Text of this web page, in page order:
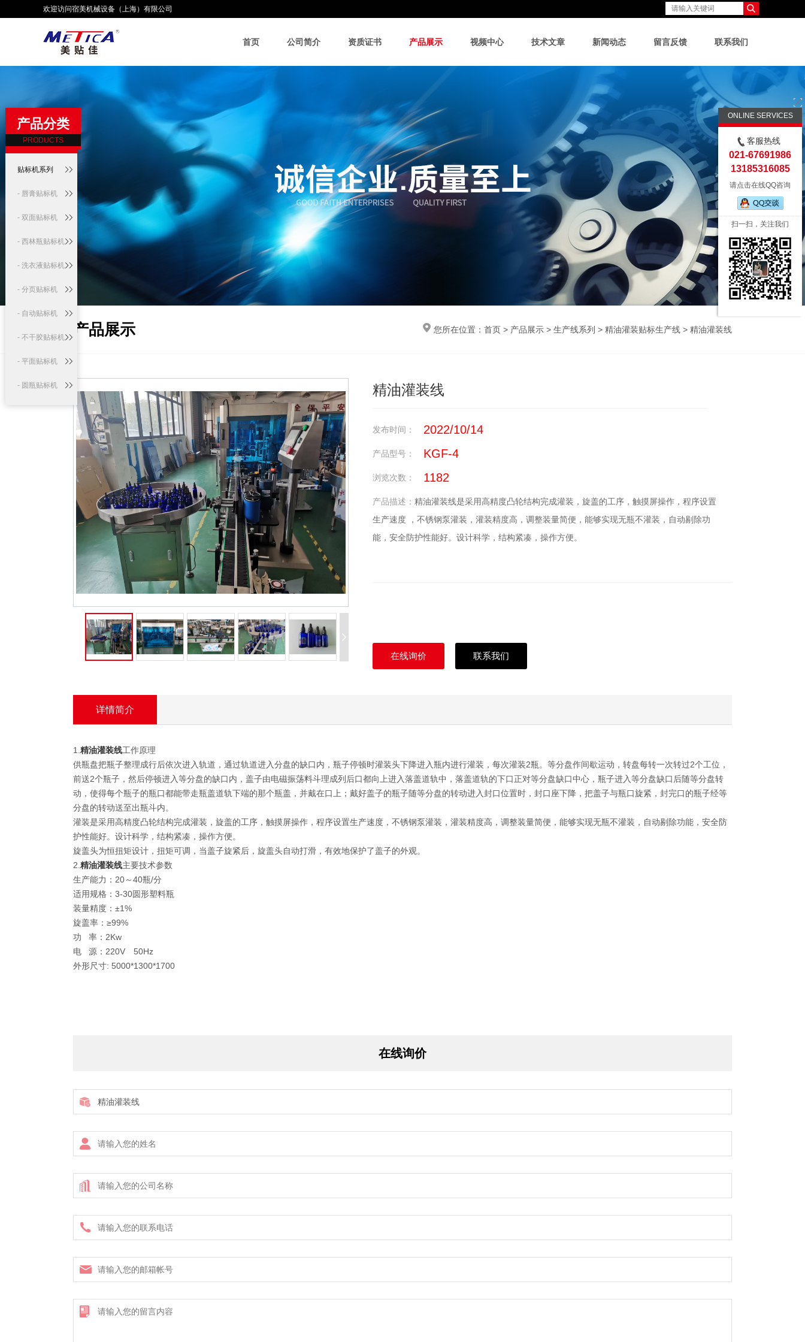
欢迎访问宿美机械设备（上海）有限公司
首页 公司简介 资质证书 产品展示 视频中心 技术文章 新闻动态 留言反馈 联系我们
产品分类
PRODUCTS
贴标机系列
- 唇膏贴标机
- 双面贴标机
- 西林瓶贴标机
- 洗衣液贴标机
- 分页贴标机
- 自动贴标机
- 不干胶贴标机
- 平面贴标机
- 圆瓶贴标机
产品展示 您所在位置： 首页 > 产品展示 > 生产线系列 > 精油灌装贴标生产线 > 精油灌装线
精油灌装线
发布时间： 2022/10/14
产品型号： KGF-4
浏览次数： 1182
产品描述： 精油灌装线是采用高精度凸轮结构完成灌装，旋盖的工序，触摸屏操作，程序设置
生产速度 ，不锈钢泵灌装，灌装精度高，调整装量简便，能够实现无瓶不灌装，自动剔除功
能，安全防护性能好。设计科学，结构紧凑，操作方便。
在线询价 联系我们
详情简介
1. 精油灌装线工作原理
供瓶盘把瓶子整理成行后依次进入轨道，通过轨道进入分盘的缺口内，瓶子停顿时灌装头下降进入瓶内进行灌装，每次灌装2瓶。等分盘作间歇运动，转盘每转一次转过2个工位，
前送2个瓶子，然后停顿进入等分盘的缺口内，盖子由电磁振荡料斗理成列后口都向上进入落盖道轨中，落盖道轨的下口正对等分盘缺口中心，瓶子进入等分盘缺口后随等分盘转
动，使得每个瓶子的瓶口都能带走瓶盖道轨下端的那个瓶盖，并戴在口上；戴好盖子的瓶子随等分盘的转动进入封口位置时，封口座下降，把盖子与瓶口旋紧，封完口的瓶子经等
分盘的转动送至出瓶斗内。
灌装是采用高精度凸轮结构完成灌装，旋盖的工序，触摸屏操作，程序设置生产速度，不锈钢泵灌装，灌装精度高，调整装量简便，能够实现无瓶不灌装，自动剔除功能，安全防
护性能好。设计科学，结构紧凑，操作方便。
旋盖头为恒扭矩设计，扭矩可调，当盖子旋紧后，旋盖头自动打滑，有效地保护了盖子的外观。
2. 精油灌装线主要技术参数
生产能力：20～40瓶/分
适用规格：3-30圆形塑料瓶
装量精度：±1%
旋盖率：≥99%
功 率：2Kw
电 源：220V 50Hz
外形尺寸: 5000*1300*1700
在线询价
ONLINE SERVICES
客服热线
021-67691986
13185316085
请点击在线QQ咨询
扫一扫，关注我们